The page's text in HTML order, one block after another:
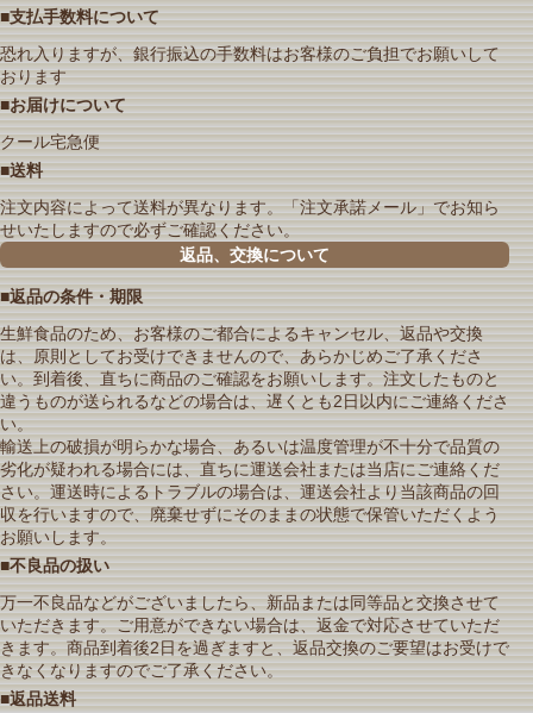
■支払手数料について
恐れ入りますが、銀行振込の手数料はお客様のご負担でお願いして
おります
■お届けについて
クール宅急便
■送料
注文内容によって送料が異なります。「注文承諾メール」でお知ら
せいたしますので必ずご確認ください。
返品、交換について
■返品の条件・期限
生鮮食品のため、お客様のご都合によるキャンセル、返品や交換
は、原則としてお受けできませんので、あらかじめご了承くださ
い。到着後、直ちに商品のご確認をお願いします。注文したものと
違うものが送られるなどの場合は、遅くとも2日以内にご連絡くださ
い。
輸送上の破損が明らかな場合、あるいは温度管理が不十分で品質の
劣化が疑われる場合には、直ちに運送会社または当店にご連絡くだ
さい。運送時によるトラブルの場合は、運送会社より当該商品の回
収を行いますので、廃棄せずにそのままの状態で保管いただくよう
お願いします。
■不良品の扱い
万一不良品などがございましたら、新品または同等品と交換させて
いただきます。ご用意ができない場合は、返金で対応させていただ
きます。商品到着後2日を過ぎますと、返品交換のご要望はお受けで
きなくなりますのでご了承ください。
■返品送料